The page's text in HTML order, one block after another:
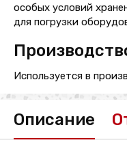
особых условий
для погрузки
Используется в
Описание